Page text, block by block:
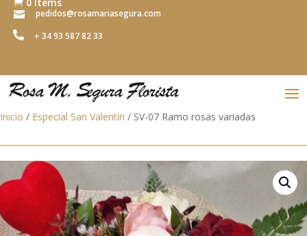
 pedidos@rosamariasegura.com
 + 34 93 587 82 33
Inicio / Especial San Valentín / SV-07 Ramo rosas variadas